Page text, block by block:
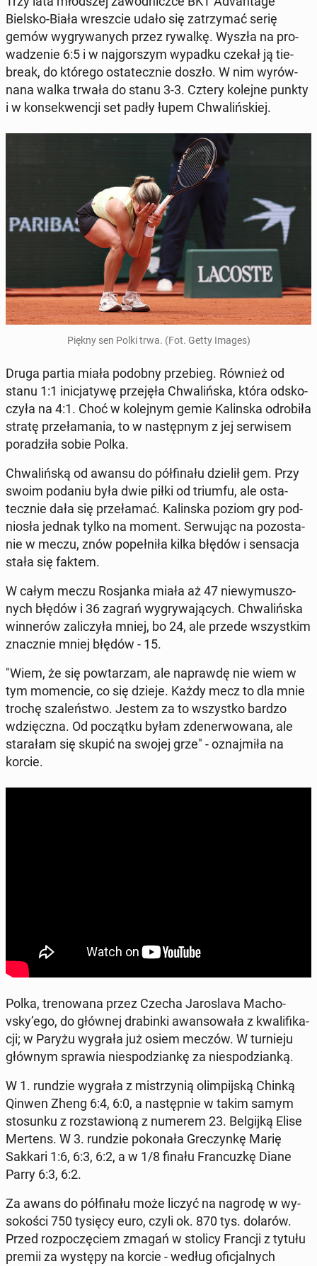
Bielsko-Biała wresz­cie udało się za­trzy­mać serię
gemów wy­gry­wa­nych przez rywalkę. Wyszła na pro­
wa­dze­nie 6:5 i w naj­gor­szym wypadku czekał ją tie-
break, do którego osta­tecz­nie doszło. W nim wy­rów­
na­na walka trwała do stanu 3-3. Cztery kolejne punkty
i w kon­se­kwen­cji set padły łupem Chwa­liń­skiej.
Piękny sen Polki trwa. (Fot. Getty Images)
Druga partia miała podobny prze­bieg. Również od
stanu 1:1 ini­cja­ty­wę prze­ję­ła Chwa­liń­ska, która od­sko­
czy­ła na 4:1. Choć w ko­lej­nym gemie Ka­lin­ska od­ro­bi­ła
stratę prze­ła­ma­nia, to w na­stęp­nym z jej ser­wi­sem
po­ra­dzi­ła sobie Polka.
Chwa­liń­ską od awansu do pół­fi­na­łu dzielił gem. Przy
swoim podaniu była dwie piłki od triumfu, ale osta­
tecz­nie dała się prze­ła­mać. Ka­lin­ska poziom gry pod­
nio­sła jednak tylko na moment. Ser­wu­jąc na po­zo­sta­
nie w meczu, znów po­peł­ni­ła kilka błędów i sen­sa­cja
stała się faktem.
W całym meczu Ro­sjan­ka miała aż 47 nie­wy­mu­szo­
nych błędów i 36 zagrań wy­gry­wa­ją­cych. Chwa­liń­ska
win­ne­rów za­li­czy­ła mniej, bo 24, ale przede wszyst­kim
znacz­nie mniej błędów - 15.
"Wiem, że się po­wta­rzam, ale na­praw­dę nie wiem w
tym mo­men­cie, co się dzieje. Każdy mecz to dla mnie
trochę sza­leń­stwo. Jestem za to wszyst­ko bardzo
wdzięcz­na. Od po­cząt­ku byłam zde­ner­wo­wa­na, ale
sta­ra­łam się skupić na swojej grze" - oznaj­mi­ła na
korcie.
Polka, tre­no­wa­na przez Czecha Ja­ro­sla­va Ma­cho­
vsky’ego, do głównej dra­bin­ki awan­so­wa­ła z kwa­li­fi­ka­
cji; w Paryżu wygrała już osiem meczów. W tur­nie­ju
głównym sprawia nie­spo­dzian­kę za nie­spo­dzian­ką.
W 1. rundzie wygrała z mi­strzy­nią olim­pij­ską Chinką
Qinwen Zheng 6:4, 6:0, a na­stęp­nie w takim samym
sto­sun­ku z roz­sta­wio­ną z numerem 23. Bel­gij­ką Elise
Mertens. W 3. rundzie po­ko­na­ła Gre­czyn­kę Marię
Sakkari 1:6, 6:3, 6:2, a w 1/8 finału Fran­cuz­kę Diane
Parry 6:3, 6:2.
Za awans do pół­fi­na­łu może liczyć na nagrodę w wy­
so­ko­ści 750 tysięcy euro, czyli ok. 870 tys. dolarów.
Przed roz­po­czę­ciem zmagań w stolicy Francji z tytułu
premii za występy na korcie - według ofi­cjal­nych